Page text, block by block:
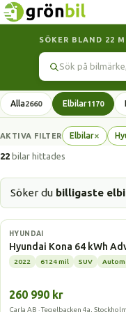
SÖKER BLAND 22
Alla2660 Elbilar1170
AKTIVA FILTER Elbilar×
Ta
Ta
22 bilar hittades
Söker du billigaste
Elbil
HYUNDAI
Hyundai Kona 64 kWh
2022 6124 mil SUV
260 990 kr
Carla AB · Tegelbacken 4a, Stockholm